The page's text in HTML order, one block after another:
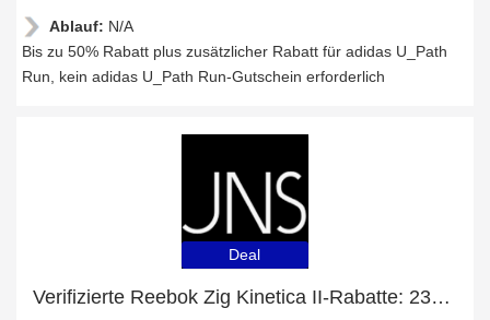
Ablauf: N/A
Bis zu 50% Rabatt plus zusätzlicher Rabatt für adidas U_Path
Run, kein adidas U_Path Run-Gutschein erforderlich
Deal
Verifizierte Reebok Zig Kinetica II-Rabatte: 23% Rabatt